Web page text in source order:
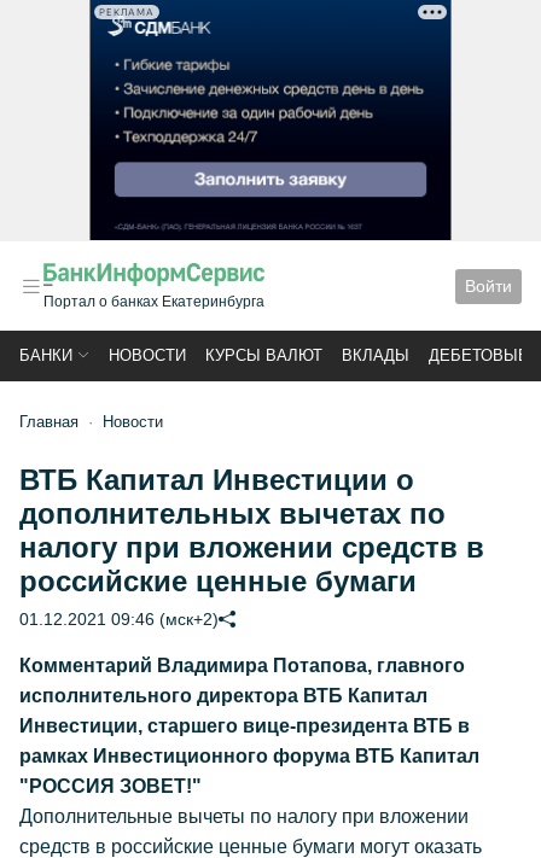
РЕКЛАМА
Портал о банках Екатеринбурга
Войти
БАНКИ НОВОСТИ КУРСЫ ВАЛЮТ ВКЛАДЫ ДЕБЕТОВЫЕ
Главная Новости
ВТБ Капитал Инвестиции о
дополнительных вычетах по
налогу при вложении средств в
российские ценные бумаги
01.12.2021 09:46 (мск+2)
Комментарий Владимира Потапова, главного
исполнительного директора ВТБ Капитал
Инвестиции, старшего вице-президента ВТБ в
рамках Инвестиционного форума ВТБ Капитал
"РОССИЯ ЗОВЕТ!"
Дополнительные вычеты по налогу при вложении
средств в российские ценные бумаги могут оказать